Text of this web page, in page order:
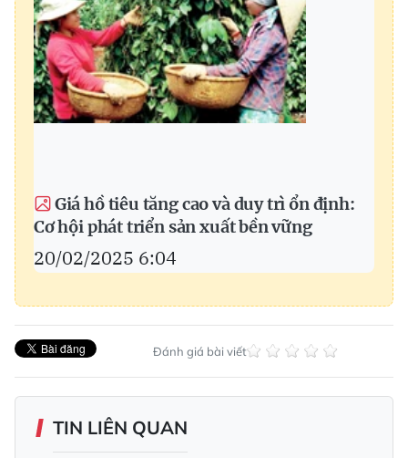
Giá hồ tiêu tăng cao và duy trì ổn định:
Cơ hội phát triển sản xuất bền vững
20/02/2025 6:04
Đánh giá bài viết
TIN LIÊN QUAN